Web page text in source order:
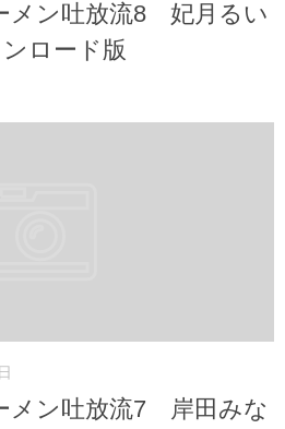
メン吐放流8 妃月るい
ンロード版
メン吐放流7 岸田みな